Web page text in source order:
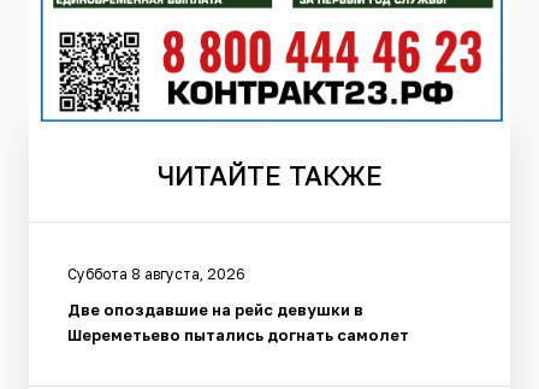
ЧИТАЙТЕ ТАКЖЕ
Суббота 8 августа, 2026
Две опоздавшие на рейс девушки в
Шереметьево пытались догнать самолет